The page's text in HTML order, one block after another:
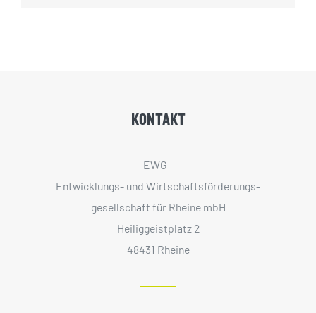
KONTAKT
EWG -
Entwicklungs- und Wirtschaftsförderungs­
gesellschaft für Rheine mbH
Heiliggeistplatz 2
48431 Rheine